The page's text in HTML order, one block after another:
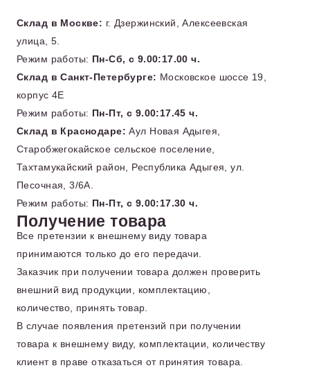
Склад в Москве: г. Дзержинский, Алексеевская
улица, 5.
Режим работы: Пн-Сб, с 9.00:17.00 ч.
Склад в Санкт-Петербурге: Московское шоссе 19,
корпус 4Е
Режим работы: Пн-Пт, с 9.00:17.45 ч.
Склад в Краснодаре: Аул Новая Адыгея,
Старобжегокайское сельское поселение,
Тахтамукайский район, Республика Адыгея, ул.
Песочная, 3/6А.
Режим работы: Пн-Пт, с 9.00:17.30 ч.
Получение товара
Все претензии к внешнему виду товара
принимаются только до его передачи.
Заказчик при получении товара должен проверить
внешний вид продукции, комплектацию,
количество, принять товар.
В случае появления претензий при получении
товара к внешнему виду, комплектации, количеству
клиент в праве отказаться от принятия товара.